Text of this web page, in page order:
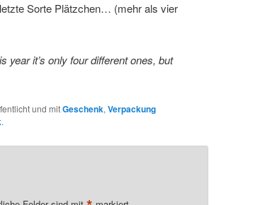
Sorte Plätzchen… (mehr als vier
year it’s only four different ones, but
und mitGeschenk, Verpackung
.